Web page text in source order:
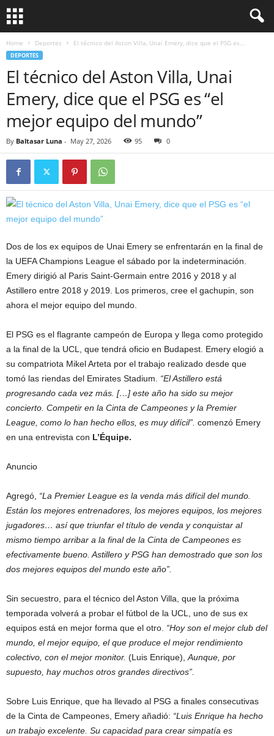
Home Deportes El técnico del Aston Villa, Unai Emery, dice que el PSG es...
DEPORTES
El técnico del Aston Villa, Unai
Emery, dice que el PSG es “el
mejor equipo del mundo”
By Baltasar Luna - May 27, 2026 95 0
Dos de los ex equipos de Unai Emery se enfrentarán en la final de
la UEFA Champions League el sábado por la indeterminación.
Emery dirigió al Paris Saint-Germain entre 2016 y 2018 y al
Astillero entre 2018 y 2019. Los primeros, cree el gachupin, son
ahora el mejor equipo del mundo.
El PSG es el flagrante campeón de Europa y llega como protegido
a la final de la UCL, que tendrá oficio en Budapest. Emery elogió a
su compatriota Mikel Arteta por el trabajo realizado desde que
tomó las riendas del Emirates Stadium. “El Astillero está
progresando cada vez más. […] este año ha sido su mejor
concierto. Competir en la Cinta de Campeones y la Premier
League, como lo han hecho ellos, es muy difícil”. comenzó Emery
en una entrevista con L’Équipe.
Anuncio
Agregó, “La Premier League es la venda más difícil del mundo.
Están los mejores entrenadores, los mejores equipos, los mejores
jugadores… así que triunfar el título de venda y conquistar al
mismo tiempo arribar a la final de la Cinta de Campeones es
efectivamente bueno. Astillero y PSG han demostrado que son los
dos mejores equipos del mundo este año”.
Sin secuestro, para el técnico del Aston Villa, que la próxima
temporada volverá a probar el fútbol de la UCL, uno de sus ex
equipos está en mejor forma que el otro. “Hoy son el mejor club del
mundo, el mejor equipo, el que produce el mejor rendimiento
colectivo, con el mejor monitor. (Luis Enrique), Aunque, por
supuesto, hay muchos otros grandes directivos”.
Sobre Luis Enrique, que ha llevado al PSG a finales consecutivas
de la Cinta de Campeones, Emery añadió: “Luis Enrique ha hecho
un trabajo excelente. Su capacidad para crear simpatía es